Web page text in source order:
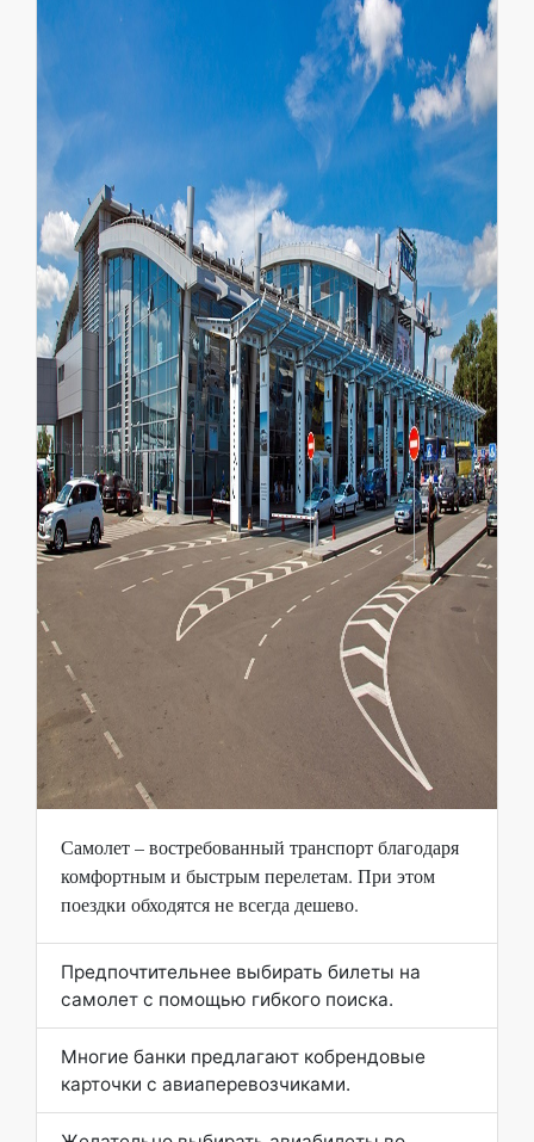
Самолет – востребованный транспорт благодаря
комфортным и быстрым перелетам. При этом
поездки обходятся не всегда дешево.
Предпочтительнее выбирать билеты на
самолет с помощью гибкого поиска.
Многие банки предлагают кобрендовые
карточки с авиаперевозчиками.